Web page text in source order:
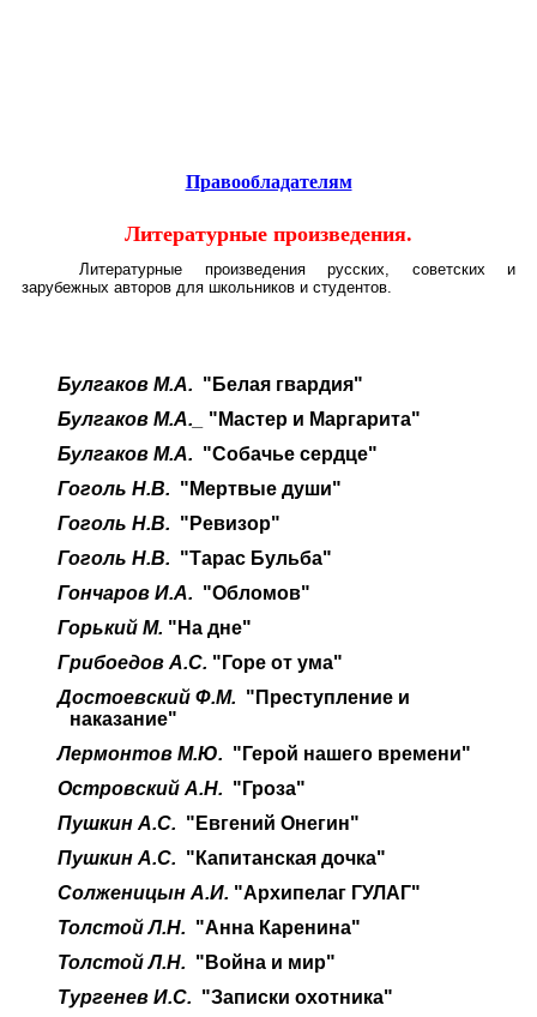
Правообладателям
Литературные произведения.
Литературные произведения русских, советских и
зарубежных авторов для школьников и студентов.
Булгаков М.А. "Белая гвардия"
Булгаков М.А._
"Мастер и Маргарита"
Булгаков М.А. "Собачье сердце"
Гоголь Н.В. "Мертвые души"
Гоголь Н.В. "Ревизор"
Гоголь Н.В. "Тарас Бульба"
Гончаров И.А. "Обломов"
Горький М. "На дне"
Грибоедов А.С. "Горе от ума"
Достоевский Ф.М. "Преступление и
наказание"
Лермонтов М.Ю. "Герой нашего времени"
Островский А.Н. "Гроза"
Пушкин А.С. "Евгений Онегин"
Пушкин А.С. "Капитанская дочка"
Солженицын А.И. "Архипелаг ГУЛАГ"
Толстой Л.Н. "Анна Каренина"
Толстой Л.Н. "Война и мир"
Тургенев И.С. "Записки охотника"